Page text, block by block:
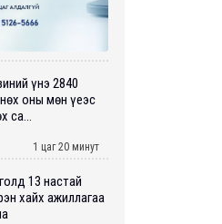
үнэ 2840
оны мөн үеэс
са...
1 цаг 20 минут
13 настай
хайх ажиллагаа